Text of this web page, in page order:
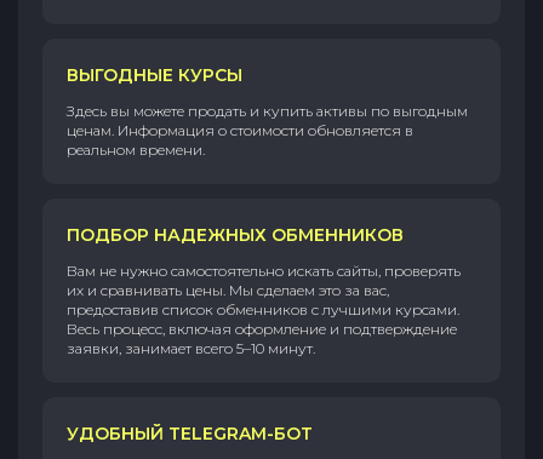
ВЫГОДНЫЕ КУРСЫ
Здесь вы можете продать и купить активы по выгодным
ценам. Информация о стоимости обновляется в
реальном времени.
ПОДБОР НАДЕЖНЫХ ОБМЕННИКОВ
Вам не нужно самостоятельно искать сайты, проверять
их и сравнивать цены. Мы сделаем это за вас,
предоставив список обменников с лучшими курсами.
Весь процесс, включая оформление и подтверждение
заявки, занимает всего 5–10 минут.
УДОБНЫЙ TELEGRAM-БОТ